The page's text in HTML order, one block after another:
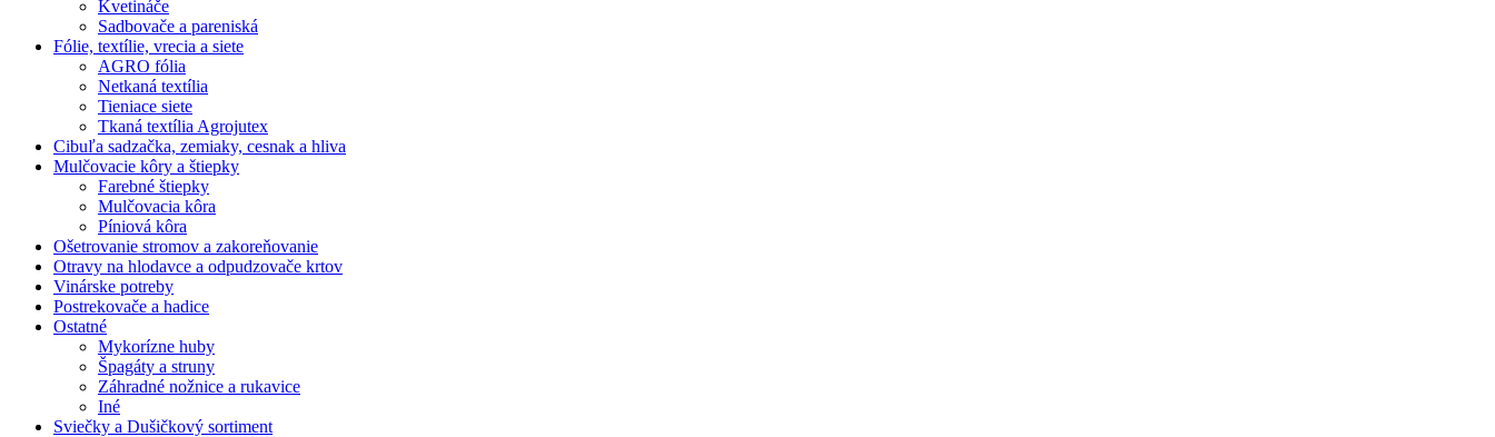
Kvetináče
Sadbovače a pareniská
Fólie, textílie, vrecia a siete
AGRO fólia
Netkaná textília
Tieniace siete
Tkaná textília Agrojutex
Cibuľa sadzačka, zemiaky, cesnak a hliva
Mulčovacie kôry a štiepky
Farebné štiepky
Mulčovacia kôra
Píniová kôra
Ošetrovanie stromov a zakoreňovanie
Otravy na hlodavce a odpudzovače krtov
Vinárske potreby
Postrekovače a hadice
Ostatné
Mykorízne huby
Špagáty a struny
Záhradné nožnice a rukavice
Iné
Sviečky a Dušičkový sortiment